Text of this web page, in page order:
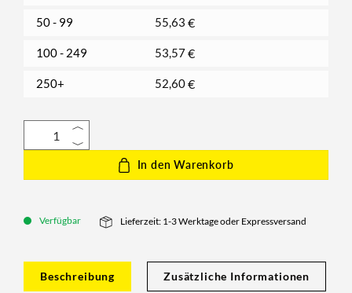
50 - 99 55,63 €
100 - 249 53,57€
250+ 52,60€
In den Warenkorb
Verfügbar Lieferzeit: 1-3 Werktage oder Expressversand
Beschreibung Zusätzliche Informationen